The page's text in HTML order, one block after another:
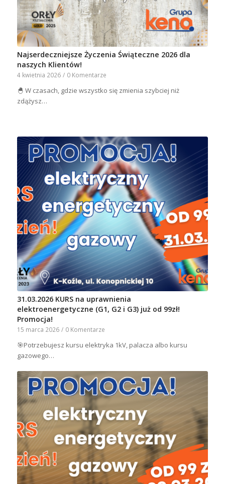
Najserdeczniejsze Życzenia Świąteczne 2026 dla
naszych Klientów!
4 kwietnia 2026 / 0 Komentarze
🐣 W czasach, gdzie wszystko się zmienia szybciej niż
zdążysz…
31.03.2026 KURS na uprawnienia
elektroenergetyczne (G1, G2 i G3) już od 99zł!
Promocja!
15 marca 2026 / 0 Komentarze
🎯Potrzebujesz kursu elektryka 1kV, palacza albo kursu
gazowego…